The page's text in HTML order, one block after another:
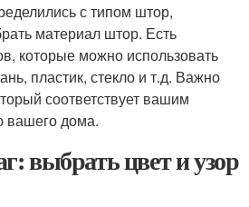
с типом штор,
материал штор. Есть
которые можно использовать
пластик, стекло и т.д. Важно
соответствует вашим
вашего дома.
выбрать цвет и узор